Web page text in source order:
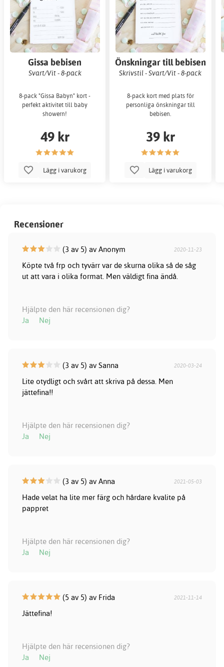
Gissa bebisen
Svart/Vit - 8-pack
8-pack "Gissa Babyn" kort -
perfekt aktivitet till baby
showern!
49 kr
Lägg i varukorg
Önskningar till bebisen
Skrivstil - Svart/Vit - 8-pack
8-pack kort med plats för
personliga önskningar till
bebisen.
39 kr
Lägg i varukorg
Recensioner
(3 av 5) av Anonym 2020-11-23
Köpte två frp och tyvärr var de skurna olika så de såg
ut att vara i olika format. Men väldigt fina ändå.
Hjälpte den här recensionen dig?
Ja
Nej
(3 av 5) av Sanna 2020-03-24
Lite otydligt och svårt att skriva på dessa. Men
jättefina!!
Hjälpte den här recensionen dig?
Ja
Nej
(3 av 5) av Anna 2021-05-03
Hade velat ha lite mer färg och hårdare kvalite på
pappret
Hjälpte den här recensionen dig?
Ja
Nej
(5 av 5) av Frida 2021-11-14
Jättefina!
Hjälpte den här recensionen dig?
Ja
Nej